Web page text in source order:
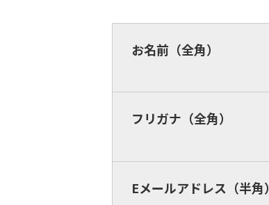
お名前（全角）
フリガナ（全角）
Eメールアドレス（半角）